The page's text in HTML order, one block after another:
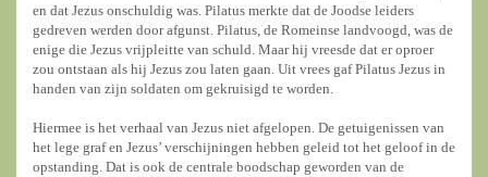
en dat Jezus onschuldig was. Pilatus merkte dat de Joodse leiders
gedreven werden door afgunst. Pilatus, de Romeinse landvoogd, was de
enige die Jezus vrijpleitte van schuld. Maar hij vreesde dat er oproer
zou ontstaan als hij Jezus zou laten gaan. Uit vrees gaf Pilatus Jezus in
handen van zijn soldaten om gekruisigd te worden.
Hiermee is het verhaal van Jezus niet afgelopen. De getuigenissen van
het lege graf en Jezus’ verschijningen hebben geleid tot het geloof in de
opstanding. Dat is ook de centrale boodschap geworden van de